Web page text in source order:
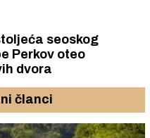
seoskog
dvora
članci